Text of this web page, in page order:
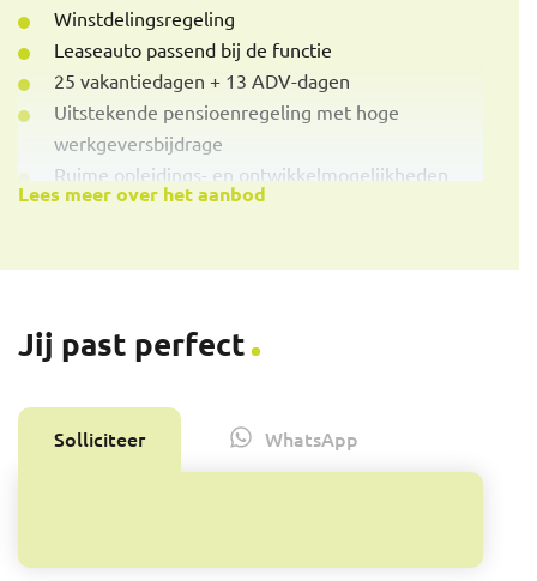
Winstdelingsregeling
Leaseauto passend bij de functie
25 vakantiedagen + 13 ADV-dagen
Uitstekende pensioenregeling met hoge
werkgeversbijdrage
Ruime opleidings- en ontwikkelmogelijkheden
vacature met Lex Klep, Senior Business Consultant
Exactpi refnr.: 5893
Lees meer over het aanbod
Jij past perfect
Solliciteer WhatsApp